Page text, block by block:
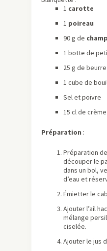
1 carotte
1 poireau
90 g de
1 botte de
25 g de beurre
1 cube de
Sel et poivre
15 cl de
Préparation :
Préparation
découper le
dans un bol,
d’eau et
Émietter le
Ajouter l’ail
mélange
ciselée.
Ajouter le jus